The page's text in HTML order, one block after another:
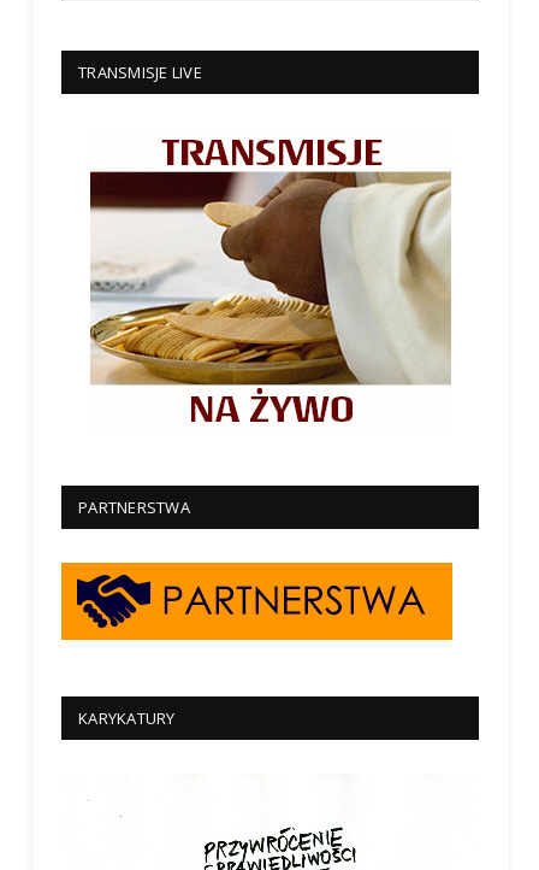
TRANSMISJE LIVE
PARTNERSTWA
KARYKATURY